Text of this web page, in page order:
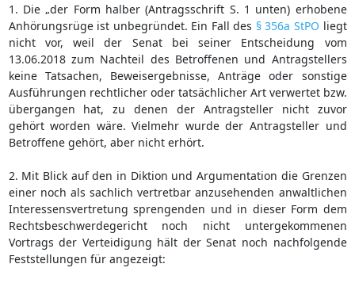
1. Die „der Form halber (Antragsschrift S. 1 unten) erhobene
Anhörungsrüge ist unbegründet. Ein Fall des § 356a StPO liegt
nicht vor, weil der Senat bei seiner Entscheidung vom
13.06.2018 zum Nachteil des Betroffenen und Antragstellers
keine Tatsachen, Beweisergebnisse, Anträge oder sonstige
Ausführungen rechtlicher oder tatsächlicher Art verwertet bzw.
übergangen hat, zu denen der Antragsteller nicht zuvor
gehört worden wäre. Vielmehr wurde der Antragsteller und
Betroffene gehört, aber nicht erhört.
2. Mit Blick auf den in Diktion und Argumentation die Grenzen
einer noch als sachlich vertretbar anzusehenden anwaltlichen
Interessensvertretung sprengenden und in dieser Form dem
Rechtsbeschwerdegericht noch nicht untergekommenen
Vortrags der Verteidigung hält der Senat noch nachfolgende
Feststellungen für angezeigt: